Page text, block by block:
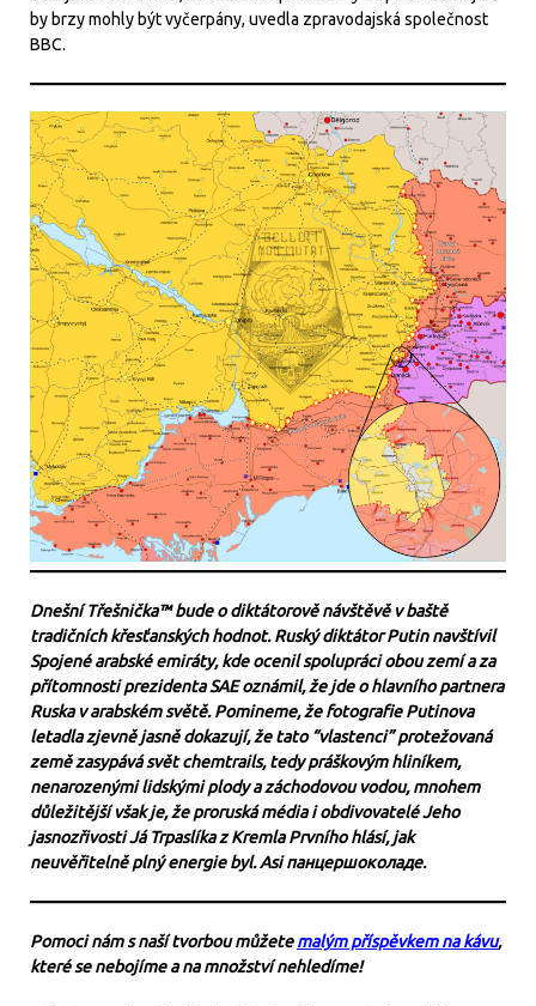
by brzy mohly být vyčerpány, uvedla zpravodajská společnost
BBC.
Dnešní Třešnička™ bude o diktátorově návštěvě v baště
tradičních křesťanských hodnot. Ruský diktátor Putin navštívil
Spojené arabské emiráty, kde ocenil spolupráci obou zemí a za
přítomnosti prezidenta SAE oznámil, že jde o hlavního partnera
Ruska v arabském světě. Pomineme, že fotografie Putinova
letadla zjevně jasně dokazují, že tato “vlastenci” protežovaná
země zasypává svět chemtrails, tedy práškovým hliníkem,
nenarozenými lidskými plody a záchodovou vodou, mnohem
důležitější však je, že proruská média i obdivovatelé Jeho
jasnozřivosti Já Trpaslíka z Kremla Prvního hlásí, jak
neuvěřitelně plný energie byl. Asi панцершоколаде.
Pomoci nám s naší tvorbou můžetemalým příspěvkem na kávu,
které se nebojíme a na množství nehledíme!